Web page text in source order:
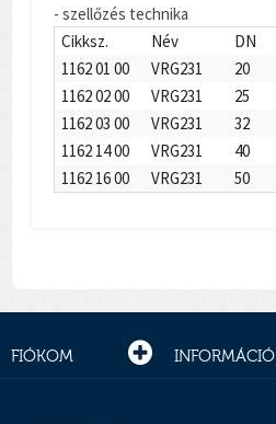
- szellőzés technika
Cikksz.
Név DN
1162 01 00
VRG231 20
1162 02 00
VRG231 25
1162 03 00
VRG231 32
1162 14 00
VRG231 40
1162 16 00
VRG231 50
FIÓKOM INFORMÁCIÓ